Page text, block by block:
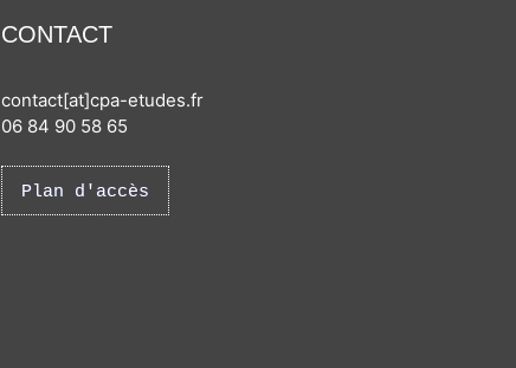
CONTACT
contact[at]cpa-etudes.fr
06 84 90 58 65
Plan d'accès